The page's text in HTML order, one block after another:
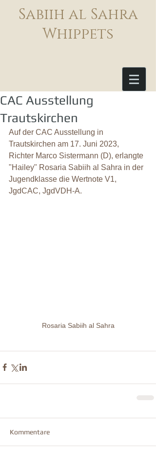
Sabiih al Sahra
Whippets
CAC Ausstellung
Trautskirchen
Auf der CAC Ausstellung in
Trautskirchen am 17. Juni 2023,
Richter Marco Sistermann (D), erlangte
"Hailey" Rosaria Sabiih al Sahra in der
Jugendklasse die Wertnote V1,
JgdCAC, JgdVDH-A.
Rosaria Sabiih al Sahra
Kommentare